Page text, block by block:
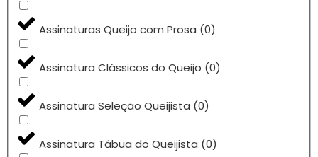
Assinaturas Queijo com Prosa (0)
Assinatura Clássicos do Queijo (0)
Assinatura Seleção Queijista (0)
Assinatura Tábua do Queijista (0)